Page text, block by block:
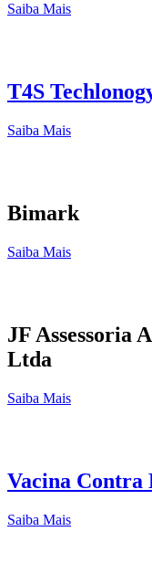
Saiba Mais
T4S
Saiba Mais
Bimark
Saiba Mais
JF Assessoria
Ltda
Saiba Mais
Vacina Contra
Saiba Mais